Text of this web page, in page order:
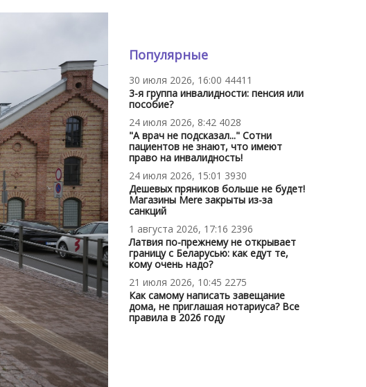
Популярные
30 июля 2026, 16:00 44411
3-я группа инвалидности: пенсия или
пособие?
24 июля 2026, 8:42 4028
"А врач не подсказал..." Сотни
пациентов не знают, что имеют
право на инвалидность!
24 июля 2026, 15:01 3930
Дешевых пряников больше не будет!
Магазины Mere закрыты из-за
санкций
1 августа 2026, 17:16 2396
Латвия по-прежнему не открывает
границу с Беларусью: как едут те,
кому очень надо?
21 июля 2026, 10:45 2275
Как самому написать завещание
дома, не приглашая нотариуса? Все
правила в 2026 году